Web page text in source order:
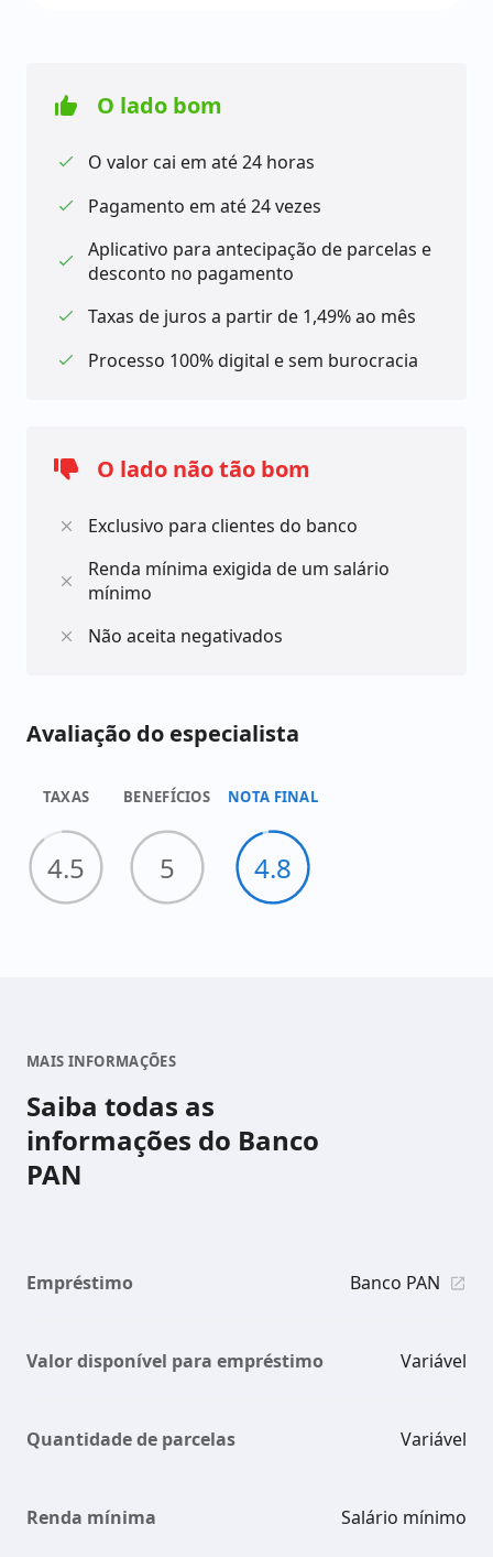
folga para se preparar.
ganhar descontos no pagamento. Com o App do
Banco PAN, você pode aproveitar a oportunidade de
acelerar a quitação do seu empréstimo e ainda
Banco PAN, você pode solicitar seu crédito de forma
casa.
Tenha em mente que é necessário ter uma renda
mínima de um salário mínimo e estar com o nome
O lado bom
O valor cai em até 24 horas
Pagamento em até 24 vezes
Aplicativo para antecipação de parcelas e
desconto no pagamento
Taxas de juros a partir de 1,49% ao mês
Processo 100% digital e sem burocracia
O lado não tão bom
Exclusivo para clientes do banco
Renda mínima exigida de um salário
mínimo
Não aceita negativados
Avaliação do especialista
TAXAS
4.5
BENEFÍCIOS
5
NOTA FINAL
4.8
MAIS INFORMAÇÕES
Saiba todas as
informações do Banco
PAN
Empréstimo Banco PAN
Valor disponível para empréstimo Variável
Quantidade de parcelas Variável
Renda mínima Salário mínimo